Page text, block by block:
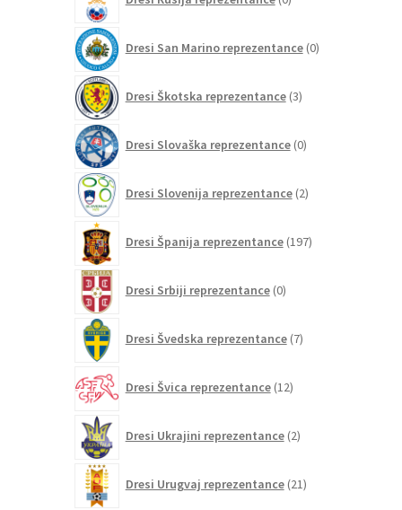
izdelkov
Dresi San Marino reprezentance 0izdelkov
Dresi Škotska reprezentance 3izdelki
Dresi Slovaška reprezentance 0izdelkov
Dresi Slovenija reprezentance 2izdelka
Dresi Španija reprezentance 197izdelkov
Dresi Srbiji reprezentance 0izdelkov
Dresi Švedska reprezentance 7izdelkov
Dresi Švica reprezentance 12izdelkov
Dresi Ukrajini reprezentance 2izdelka
Dresi Urugvaj reprezentance 21izdelkov